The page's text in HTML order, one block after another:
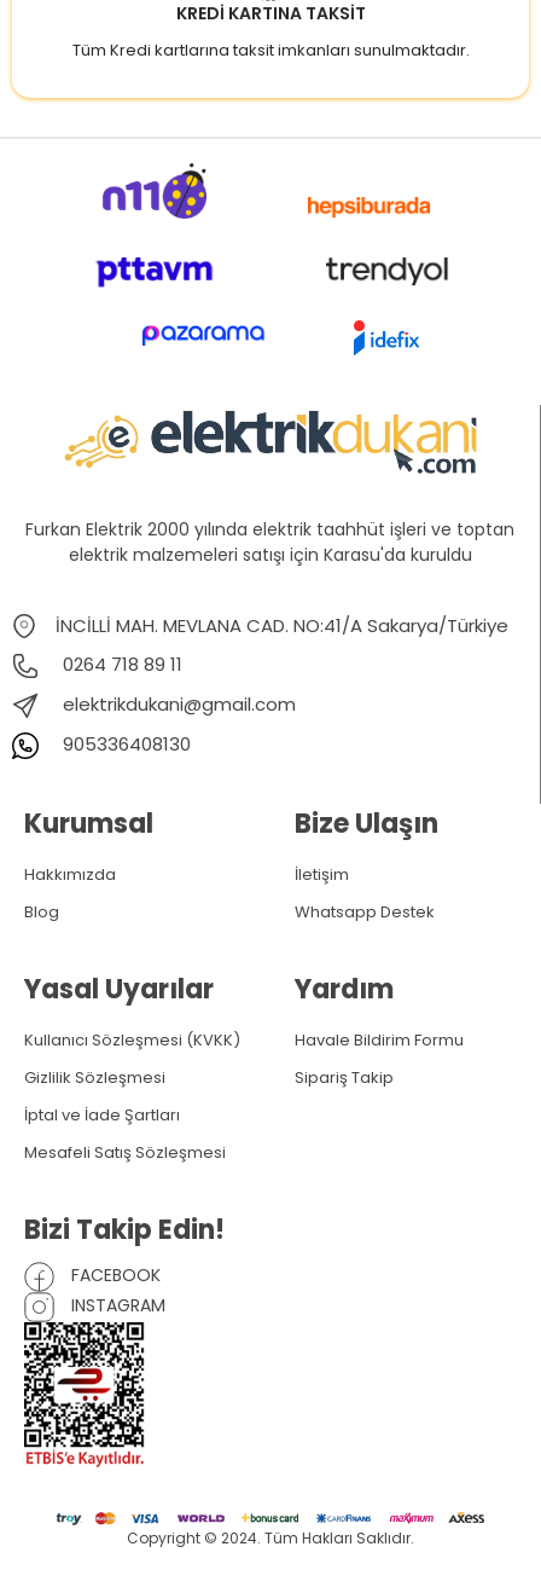
KREDİ KARTINA TAKSİT
Tüm Kredi kartlarına taksit imkanları sunulmaktadır.
Furkan Elektrik 2000 yılında elektrik taahhüt işleri ve toptan
elektrik malzemeleri satışı için Karasu'da kuruldu
İNCİLLİ MAH. MEVLANA CAD. NO:41/A Sakarya/Türkiye
0264 718 89 11
elektrikdukani@gmail.com
905336408130
Kurumsal
Hakkımızda
Blog
Yasal Uyarılar
Kullanıcı Sözleşmesi (KVKK)
Gizlilik Sözleşmesi
İptal ve İade Şartları
Mesafeli Satış Sözleşmesi
Bize Ulaşın
İletişim
Whatsapp Destek
Yardım
Havale Bildirim Formu
Sipariş Takip
Bizi Takip Edin!
FACEBOOK
INSTAGRAM
Copyright © 2024. Tüm Hakları Saklıdır.